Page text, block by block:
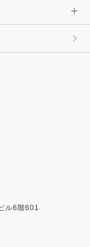
ル6階601